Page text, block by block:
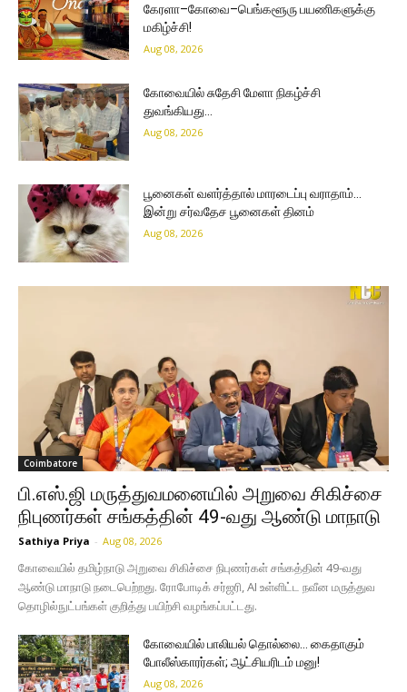
கேரளா–கோவை–பெங்களூரு பயணிகளுக்கு
மகிழ்ச்சி!
Aug 08, 2026
கோவையில் சுதேசி மேளா நிகழ்ச்சி
துவங்கியது…
Aug 08, 2026
பூனைகள் வளர்த்தால் மாரடைப்பு வராதாம்…
இன்று சர்வதேச பூனைகள் தினம்
Aug 08, 2026
Coimbatore
பி.எஸ்.ஜி மருத்துவமனையில் அறுவை சிகிச்சை
நிபுணர்கள் சங்கத்தின் 49-வது ஆண்டு மாநாடு
Sathiya Priya - Aug 08, 2026
கோவையில் தமிழ்நாடு அறுவை சிகிச்சை நிபுணர்கள் சங்கத்தின் 49-வது
ஆண்டு மாநாடு நடைபெற்றது. ரோபோடிக் சர்ஜரி, AI உள்ளிட்ட நவீன மருத்துவ
தொழில்நுட்பங்கள் குறித்து பயிற்சி வழங்கப்பட்டது.
கோவையில் பாலியல் தொல்லை… கைதாகும்
போலீஸ்காரர்கள்; ஆட்சியரிடம் மனு!
Aug 08, 2026